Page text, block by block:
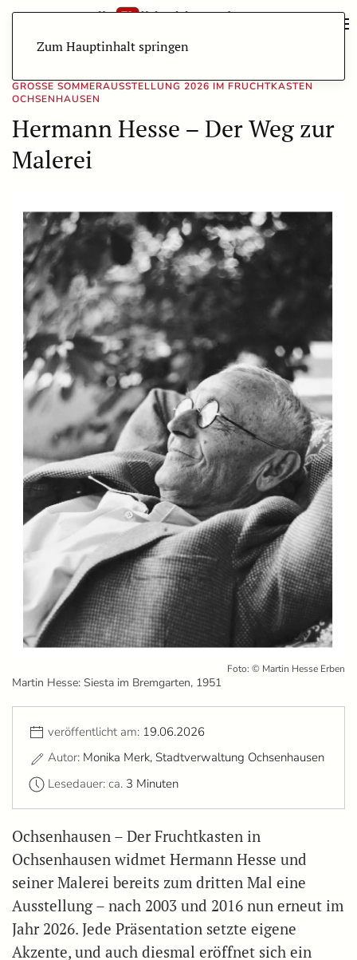
Zum Hauptinhalt springen
GROSSE SOMMERAUSSTELLUNG 2026 IM FRUCHTKASTEN O
CHSENHAUSEN
Hermann Hesse – Der Weg zur
Malerei
Foto: © Martin Hesse Erben
Martin Hesse: Siesta im Bremgarten, 1951
veröffentlicht am: 19.06.2026
Autor: Monika Merk, Stadtverwaltung Ochsenhausen
Lesedauer: ca. 3 Minuten
Ochsenhausen – Der Fruchtkasten in
Ochsenhausen widmet Hermann Hesse und
seiner Malerei bereits zum dritten Mal eine
Ausstellung – nach 2003 und 2016 nun erneut im
Jahr 2026. Jede Präsentation setzte eigene
Akzente, und auch diesmal eröffnet sich ein